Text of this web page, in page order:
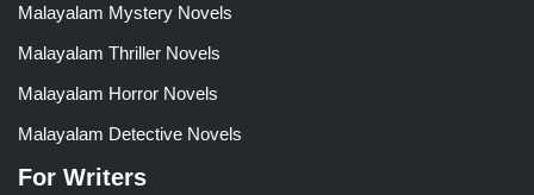
Malayalam Mystery Novels
Malayalam Thriller Novels
Malayalam Horror Novels
Malayalam Detective Novels
For Writers